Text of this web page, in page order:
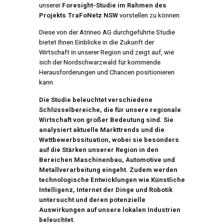
unsererForesight-Studie im Rahmen des
Projekts TraFoNetz NSWvorstellen zu können.
Diese von der Atrineo AG durchgeführte Studie
bietet Ihnen Einblicke in die Zukunft der
Wirtschaft in unserer Region und zeigt auf, wie
sich der Nordschwarzwald für kommende
Herausforderungen und Chancen positionieren
kann.
Die Studie beleuchtet verschiedene
Schlüsselbereiche, die für unsere regionale
Wirtschaft von großer Bedeutung sind. Sie
analysiert aktuelle Markttrends und die
Wettbewerbssituation, wobei sie besonders
auf die Stärken unserer Region in den
Bereichen Maschinenbau, Automotive und
Metallverarbeitung eingeht. Zudem werden
technologische Entwicklungen wie Künstliche
Intelligenz, Internet der Dinge und Robotik
untersucht und deren potenzielle
Auswirkungen auf unsere lokalen Industrien
beleuchtet.